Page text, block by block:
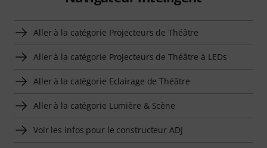
Aller à la catégorie Projecteurs de Théâtre
Aller à la catégorie Projecteurs de Théâtre à LEDs
Aller à la catégorie Eclairage de Théâtre
Aller à la catégorie Lumière & Scène
Voir les infos pour le constructeur ADJ